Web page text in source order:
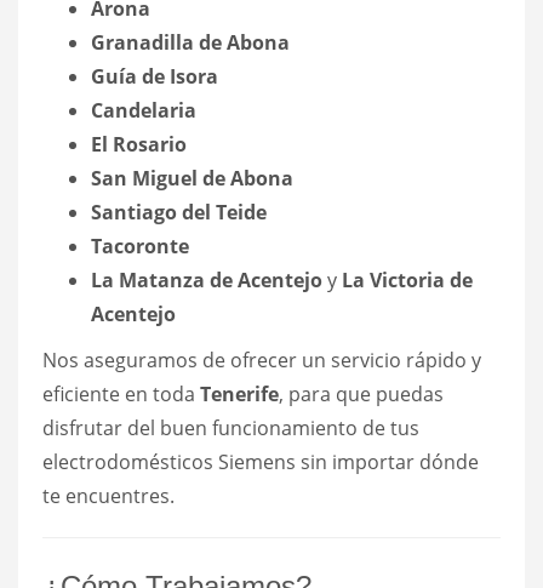
Arona
Granadilla de Abona
Guía de Isora
Candelaria
El Rosario
San Miguel de Abona
Santiago del Teide
Tacoronte
La Matanza de Acentejoy La Victoria de
Acentejo
Nos aseguramos de ofrecer un servicio rápido y
eficiente en toda Tenerife, para que puedas
disfrutar del buen funcionamiento de tus
electrodomésticos Siemens sin importar dónde
te encuentres.